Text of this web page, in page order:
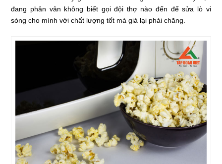
đang phân vân không biết gọi đội thợ nào đến để sửa lò vi
sóng cho mình với chất lượng tốt mà giá lại phải chăng.